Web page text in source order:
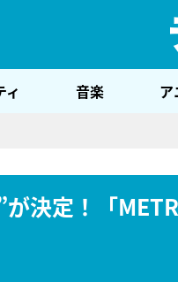
ィ 音楽 ア
決定！「